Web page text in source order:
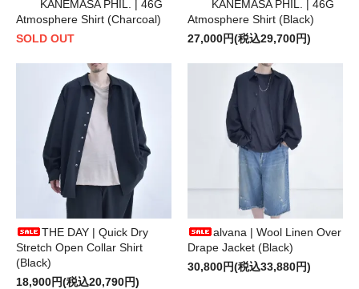
KANEMASA PHIL. | 46G
Atmosphere Shirt (Charcoal)
SOLD OUT
KANEMASA PHIL. | 46G
Atmosphere Shirt (Black)
27,000円(税込29,700円)
THE DAY | Quick Dry
Stretch Open Collar Shirt
(Black)
18,900円(税込20,790円)
alvana | Wool Linen Over
Drape Jacket (Black)
30,800円(税込33,880円)